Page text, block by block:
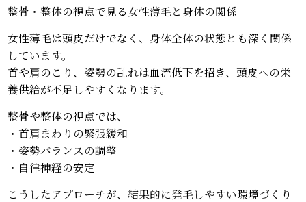
整骨・整体の視点で見る女性薄毛と身体の関係
女性薄毛は頭皮だけでなく、身体全体の状態とも深く関係
しています。
首や肩のこり、姿勢の乱れは血流低下を招き、頭皮への栄
養供給が不足しやすくなります。
整骨や整体の視点では、
・首肩まわりの緊張緩和
・姿勢バランスの調整
・自律神経の安定
こうしたアプローチが、結果的に発毛しやすい環境づくり